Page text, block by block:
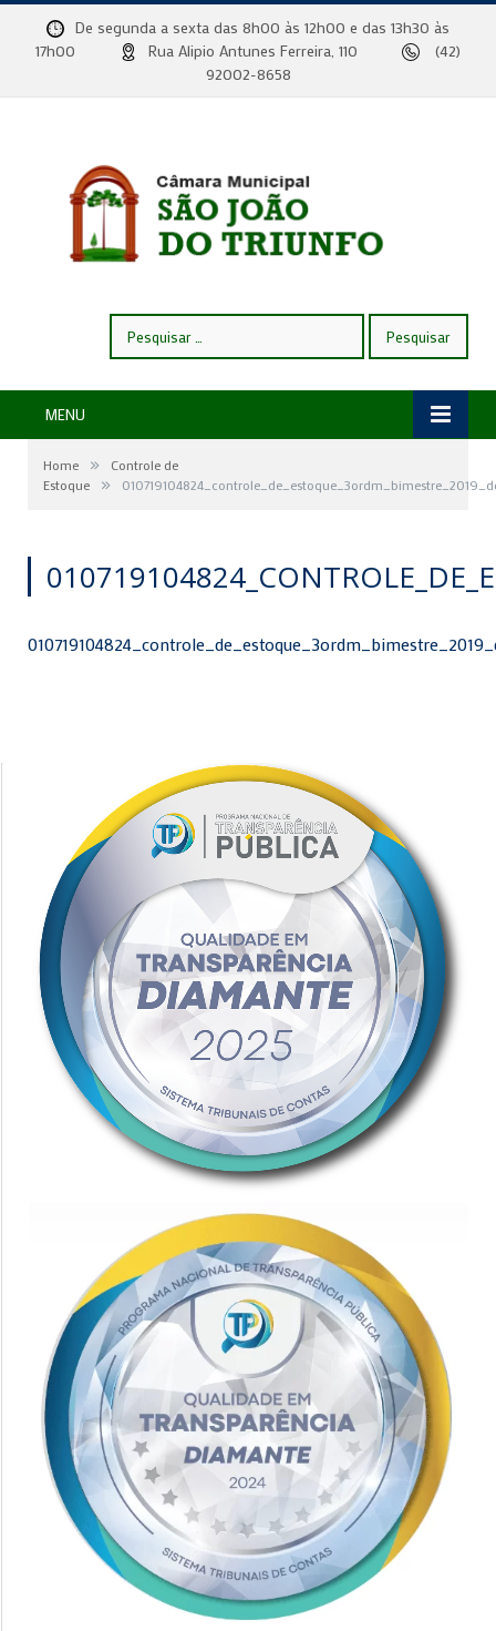
De segunda a sexta das 8h00 às 12h00 e das 13h30 às
17h00
Rua Alipio Antunes Ferreira, 110
(42)
92002-8658
por:
MENU
Home »
Controle de
Estoque
»